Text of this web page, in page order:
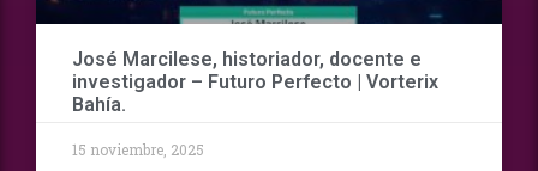
José Marcilese, historiador, docente e
investigador – Futuro Perfecto | Vorterix
Bahía.
15 noviembre, 2025